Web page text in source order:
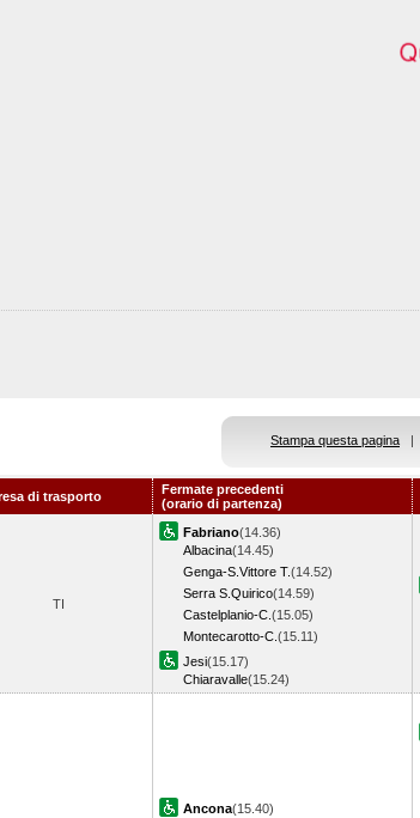
Stampa questa pagina |
di trasporto
Fermate precedenti
(orario di partenza)
TI
Fabriano(14.36)
Albacina(14.45)
Genga-S.Vittore T.(14.52)
Serra S.Quirico(14.59)
Castelplanio-C. (15.05)
Montecarotto-C. (15.11)
Jesi(15.17)
Chiaravalle(15.24)
Ancona(15.40)